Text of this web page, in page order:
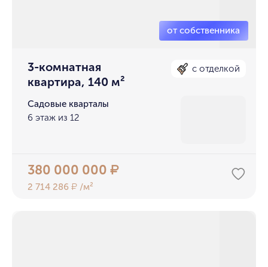
3-комнатная
квартира, 140 м²
с отделкой
Садовые кварталы
6 этаж из 12
380 000 000₽
2 714 286₽ /м²